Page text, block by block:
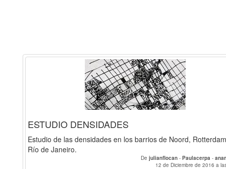
ESTUDIO DENSIDADES
Estudio de las densidades en los barrios de Noord,
Río de Janeiro.
De julianflocan - Paulacerpa -
12 de Diciembre de 2016 a